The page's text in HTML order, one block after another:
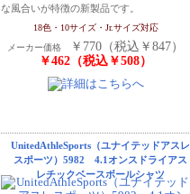
な風合いが特徴の新製品です。
18色・10サイズ・Jr.サイズ対応
メーカー価格
￥770（税込￥847）
￥462（税込￥508）
UnitedAthleSports（ユナイテッドアスレ
スポーツ）5982 4.1オンスドライアス
レチックベースボールシャツ